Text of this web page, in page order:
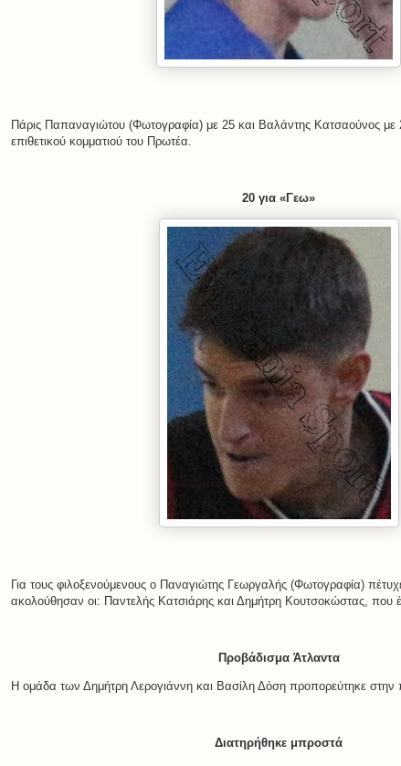
Πάρις Παπαναγιώτου (Φωτογραφία) με 25 και Βαλάντης Κατσαούνος με
επιθετικού κομματιού του Πρωτέα.
20 για «Γεω»
Για τους φιλοξενούμενους ο Παναγιώτης Γεωργαλής (Φωτογραφία)
ακολούθησαν οι: Παντελής Κατσιάρης και Δημήτρη Κουτσοκώστας, που
Προβάδισμα Άτλαντα
Η ομάδα των Δημήτρη Λερογιάννη και Βασίλη Δόση προπορεύτηκε στην
Διατηρήθηκε μπροστά